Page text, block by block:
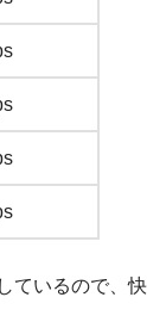
ているので、快